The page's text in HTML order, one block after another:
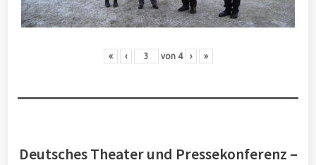
« ‹ von 4 › »
Deutsches Theater und Pressekonferenz –